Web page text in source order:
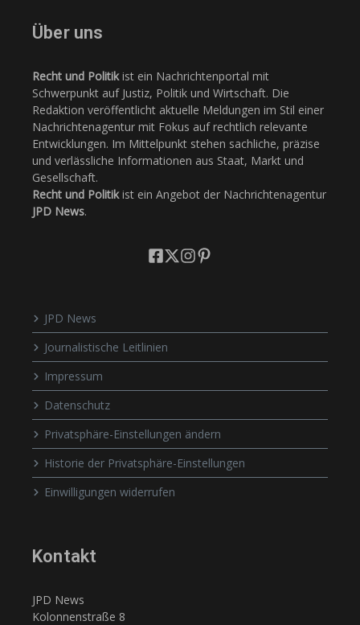
Über uns
Recht und Politikist ein Nachrichtenportal mit
Schwerpunkt auf Justiz, Politik und Wirtschaft. Die
Redaktion veröffentlicht aktuelle Meldungen im Stil einer
Nachrichtenagentur mit Fokus auf rechtlich relevante
Entwicklungen. Im Mittelpunkt stehen sachliche, präzise
und verlässliche Informationen aus Staat, Markt und
Gesellschaft.
Recht und Politikist ein Angebot der Nachrichtenagentur
JPD News.
JPD News
Journalistische Leitlinien
Impressum
Datenschutz
Privatsphäre-Einstellungen ändern
Historie der Privatsphäre-Einstellungen
Einwilligungen widerrufen
Kontakt
JPD News
Kolonnenstraße 8